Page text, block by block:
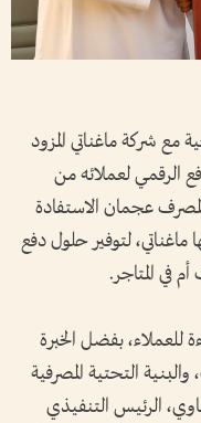
شركة ماغناتي المزود
الرقمي لعملائه من
عجمان الاستفادة
لتوفير حلول دفع
في المتاجر.
للعملاء، بفضل الخبرة
التحتية المصرفية
الرئيس التنفيذي